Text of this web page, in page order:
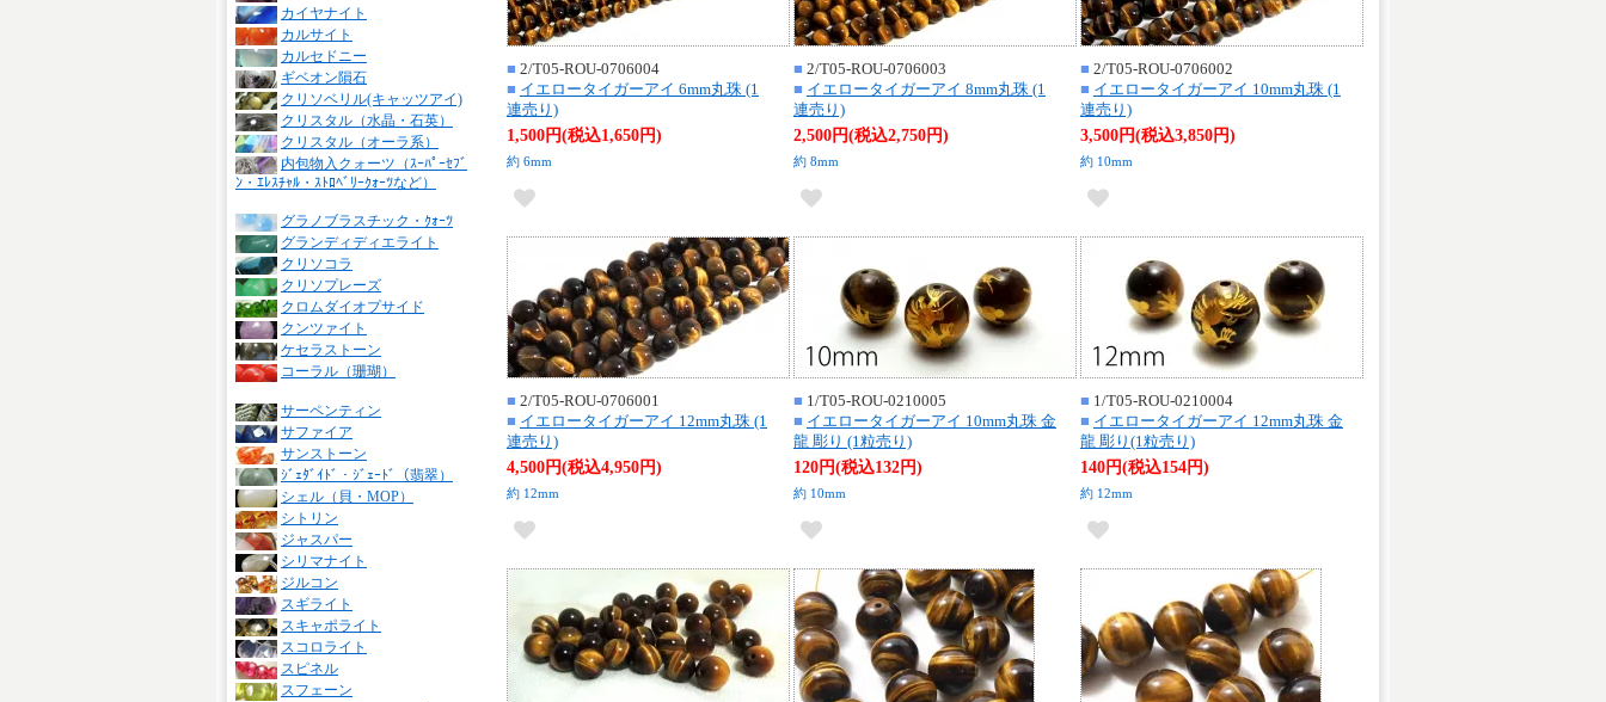
カイヤナイト
カルサイト
カルセドニー
ギベオン隕石
クリソベリル(キャッツアイ)
クリスタル（水晶・石英）
クリスタル（オーラ系）
内包物入クォーツ（ｽｰﾊﾟｰｾﾌﾞ
ﾝ・ｴﾚｽﾁｬﾙ・ｽﾄﾛﾍﾞﾘｰｸｫｰﾂなど）
グラノブラスチック・ｸｫｰﾂ
グランディディエライト
クリソコラ
クリソプレーズ
クロムダイオプサイド
クンツァイト
ケセラストーン
コーラル（珊瑚）
サーペンティン
サファイア
サンストーン
ｼﾞｪﾀﾞｲﾄﾞ・ｼﾞｪｰﾄﾞ（翡翠）
シェル（貝・MOP）
シトリン
ジャスパー
シリマナイト
ジルコン
スギライト
スキャポライト
スコロライト
スピネル
スフェーン
■ 2/T05-ROU-0706004
■ イエロータイガーアイ 6mm丸珠 (1
連売り)
1,500円(税込1,650円)
約 6mm
■ 2/T05-ROU-0706003
■ イエロータイガーアイ 8mm丸珠 (1
連売り)
2,500円(税込2,750円)
約 8mm
■ 2/T05-ROU-0706002
■ イエロータイガーアイ 10mm丸珠 (1
連売り)
3,500円(税込3,850円)
約 10mm
■ 2/T05-ROU-0706001
■ イエロータイガーアイ 12mm丸珠 (1
連売り)
4,500円(税込4,950円)
約 12mm
■ 1/T05-ROU-0210005
■ イエロータイガーアイ 10mm丸珠 金
龍 彫り (1粒売り)
120円(税込132円)
約 10mm
■ 1/T05-ROU-0210004
■ イエロータイガーアイ 12mm丸珠 金
龍 彫り(1粒売り)
140円(税込154円)
約 12mm